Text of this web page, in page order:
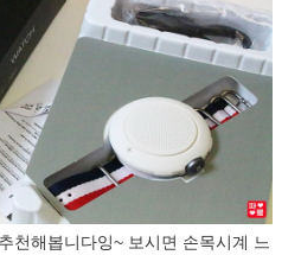
천해봅니다잉~ 보시면 손목시계 느